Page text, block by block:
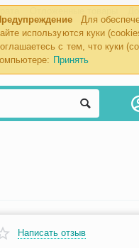
Для
используются куки
с тем, что куки
Принять
Написать отзыв